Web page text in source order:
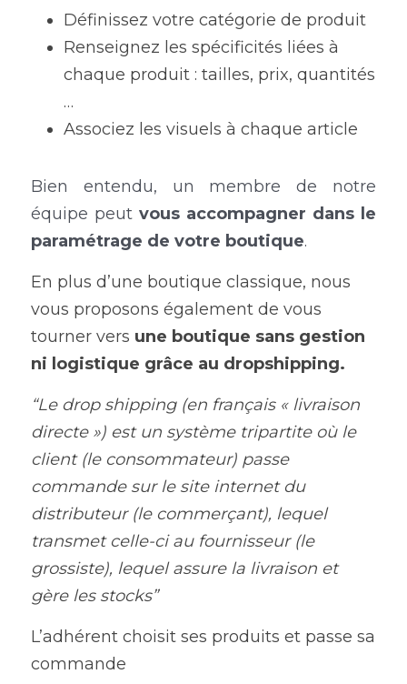
Définissez votre catégorie de produit
Renseignez les spécificités liées à
chaque produit : tailles, prix, quantités
…
Associez les visuels à chaque article
Bien entendu, un membre de notre
équipe peut vous accompagner dans le
paramétrage de votre boutique.
En plus d’une boutique classique, nous
vous proposons également de vous
tourner vers une boutique sans gestion
ni logistique grâce au dropshipping.
“Le drop shipping (en français « livraison
directe ») est un système tripartite où le
client (le consommateur) passe
commande sur le site internet du
distributeur (le commerçant), lequel
transmet celle-ci au fournisseur (le
grossiste), lequel assure la livraison et
gère les stocks”
L’adhérent choisit ses produits et passe sa
commande